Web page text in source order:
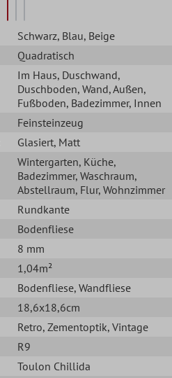
Schwarz, Blau, Beige
Quadratisch
Im Haus, Duschwand,
Duschboden, Wand, Außen,
Fußboden, Badezimmer, Innen
Feinsteinzeug
Glasiert, Matt
Wintergarten, Küche,
Badezimmer, Waschraum,
Abstellraum, Flur, Wohnzimmer
Rundkante
Bodenfliese
8 mm
1,04m²
Bodenfliese, Wandfliese
18,6x18,6cm
Retro, Zementoptik, Vintage
R9
Toulon Chillida